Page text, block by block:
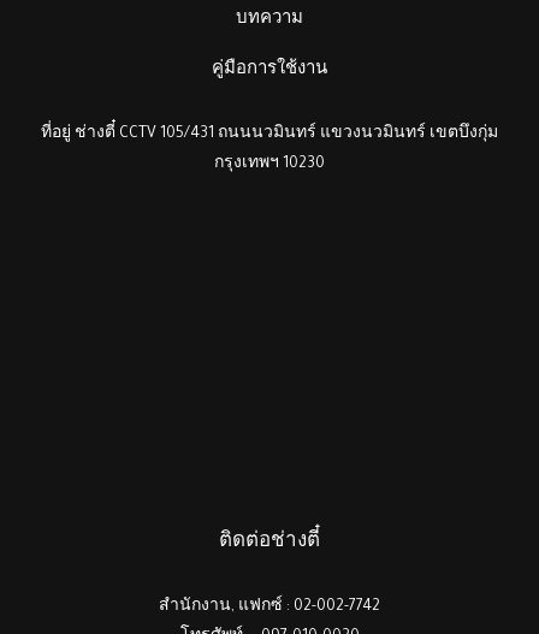
บทความ
คู่มือการใช้งาน
ที่อยู่ ช่างตี๋ CCTV 105/431 ถนนนวมินทร์ แขวงนวมินทร์ เขตบึงกุ่ม
กรุงเทพฯ 10230
ติดต่อช่างตี๋
สำนักงาน, แฟกซ์ : 02-002-7742